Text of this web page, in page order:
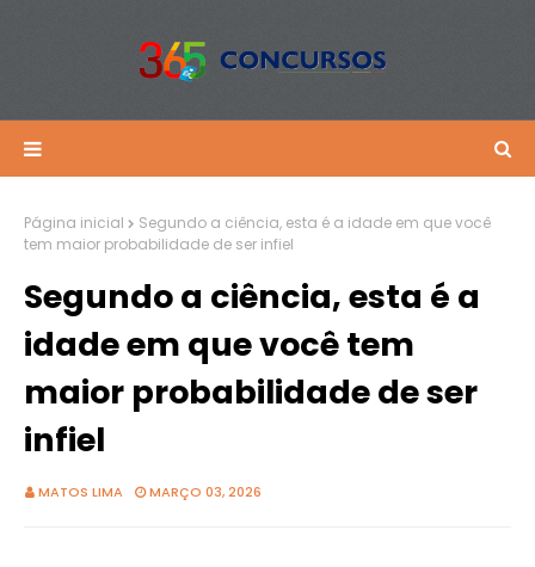
Página inicial
Segundo a ciência, esta é a idade em que você
tem maior probabilidade de ser infiel
Segundo a ciência, esta é a
idade em que você tem
maior probabilidade de ser
infiel
MATOS LIMA MARÇO 03, 2026